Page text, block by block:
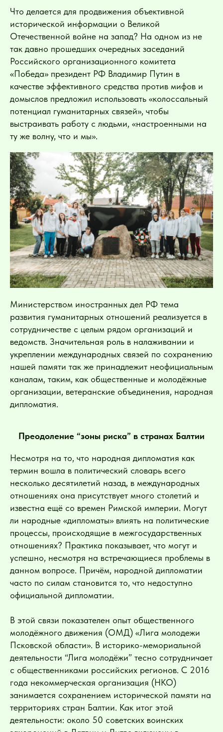
Что делается для продвижения объективной
исторической информации о Великой
Отечественной войне на запад? На одном из не
так давно прошедших очередных заседаний
Российского организационного комитета
«Победа» президент РФ Владимир Путин в
качестве эффективного средства против мифов и
домыслов предложил использовать «колоссальный
потенциал гуманитарных связей», чтобы
выстраивать работу с людьми, «настроенными на
ту же волну, что и мы».
Министерством иностранных дел РФ тема
развития гуманитарных отношений реализуется в
сотрудничестве с целым рядом организаций и
ведомств. Значительная роль в налаживании и
укреплении международных связей по сохранению
нашей памяти так же принадлежит неофициальным
каналам, таким, как общественные и молодёжные
организации, ветеранские объединения, народная
дипломатия.
Преодоление “зоны риска” в странах Балтии
Несмотря на то, что народная дипломатия как
термин вошла в политический словарь всего
несколько десятилетий назад, в международных
отношениях она присутствует много столетий и
известна ещё со времен Римской империи. Могут
ли народные «дипломаты» влиять на политические
процессы, происходящие в межгосударственных
отношениях? Практика показывает, что могут и
успешно, несмотря на встречающиеся проблемы в
данном вопросе. Причём, народной дипломатии
часто по силам становится то, что недоступно
официальной дипломатии.
В этой связи показателен опыт общественного
молодёжного движения (ОМД) «Лига молодежи
Псковской области». В историко-мемориальной
деятельности “Лига молодёжи” тесно сотрудничает
с общественниками российских регионов. С 2016
года некоммерческая организация (НКО)
занимается сохранением исторической памяти на
территориях стран Балтии. Как итог этой
деятельности: около 50 советских воинских